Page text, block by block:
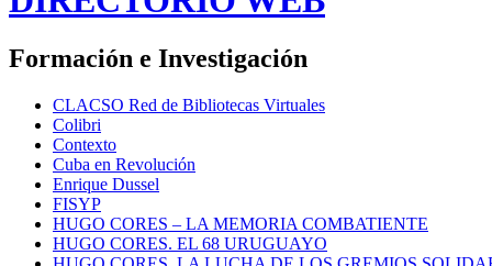
Formación e Investigación
CLACSO Red de Bibliotecas Virtuales
Colibri
Contexto
Cuba en Revolución
Enrique Dussel
FISYP
HUGO CORES – LA MEMORIA COMBATIENTE
HUGO CORES. EL 68 URUGUAYO